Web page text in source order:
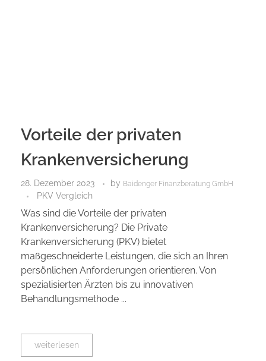
Vorteile der privaten
Krankenversicherung
28. Dezember 2023 by Baidenger Finanzberatung GmbH
PKV Vergleich
Was sind die Vorteile der privaten
Krankenversicherung? Die Private
Krankenversicherung (PKV) bietet
maßgeschneiderte Leistungen, die sich an Ihren
persönlichen Anforderungen orientieren. Von
spezialisierten Ärzten bis zu innovativen
Behandlungsmethode ...
weiterlesen